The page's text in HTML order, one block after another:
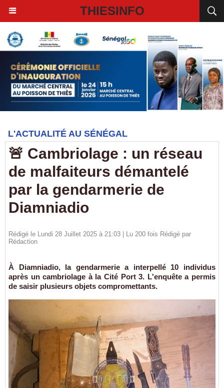
THIESINFO
L'ACTUALITÉ AU SÉNÉGAL
🚨 Cambriolage : un réseau
de malfaiteurs démantelé
par la gendarmerie de
Diamniadio
Rédigé le Lundi 28 Juillet 2025 à 21:03 | Lu 200 fois Rédigé par
Rédaction
À Diamniadio, la gendarmerie a interpellé 10 individus
après un cambriolage à la Cité Port 3. L'enquête a permis
de saisir plusieurs objets compromettants.